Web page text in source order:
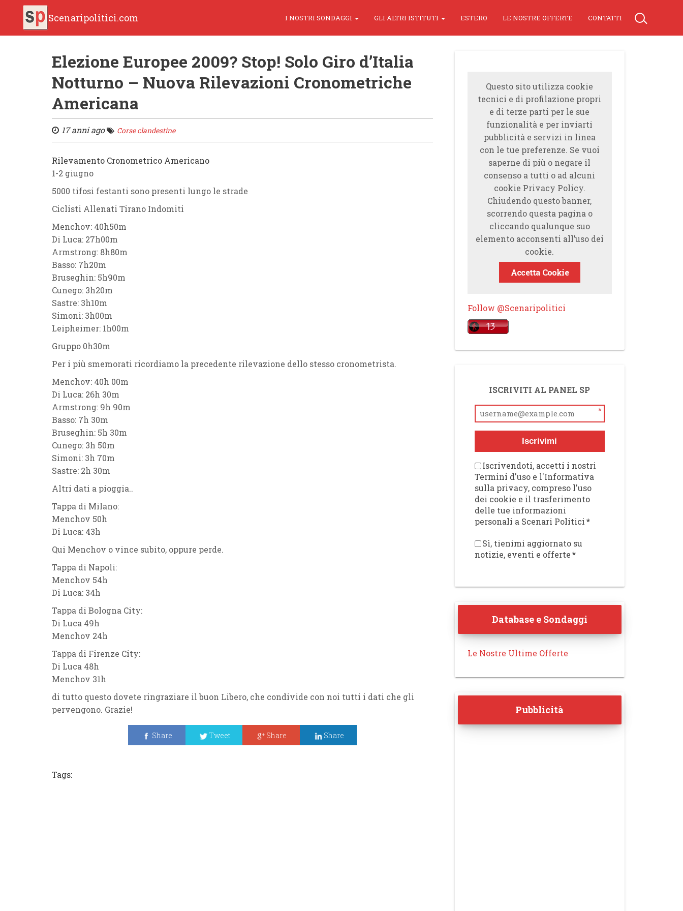
Scenaripolitici.com I NOSTRI SONDAGGI GLI ALTRI ISTITUTI ESTERO LE NOSTRE OFFERTE CONTATTI
Elezione Europee 2009? Stop! Solo Giro d’Italia
Notturno – Nuova Rilevazioni Cronometriche
Americana
17 anni ago Corse clandestine
Rilevamento Cronometrico Americano
1-2 giugno
5000 tifosi festanti sono presenti lungo le strade
Ciclisti Allenati Tirano Indomiti
Menchov: 40h50m
Di Luca: 27h00m
Armstrong: 8h80m
Basso: 7h20m
Bruseghin: 5h90m
Cunego: 3h20m
Sastre: 3h10m
Simoni: 3h00m
Leipheimer: 1h00m
Gruppo 0h30m
Per i più smemorati ricordiamo la precedente rilevazione dello stesso cronometrista.
Menchov: 40h 00m
Di Luca: 26h 30m
Armstrong: 9h 90m
Basso: 7h 30m
Bruseghin: 5h 30m
Cunego: 3h 50m
Simoni: 3h 70m
Sastre: 2h 30m
Altri dati a pioggia..
Tappa di Milano:
Menchov 50h
Di Luca: 43h
Qui Menchov o vince subito, oppure perde.
Tappa di Napoli:
Menchov 54h
Di Luca: 34h
Tappa di Bologna City:
Di Luca 49h
Menchov 24h
Tappa di Firenze City:
Di Luca 48h
Menchov 31h
di tutto questo dovete ringraziare il buon Libero, che condivide con noi tutti i dati che gli
pervengono. Grazie!
Share Tweet Share Share
Tags:
Questo sito utilizza cookie
tecnici e di profilazione propri
e di terze parti per le sue
funzionalità e per inviarti
pubblicità e servizi in linea
con le tue preferenze. Se vuoi
saperne di più o negare il
consenso a tutti o ad alcuni
cookie Privacy Policy.
Chiudendo questo banner,
scorrendo questa pagina o
cliccando qualunque suo
elemento acconsenti all’uso dei
cookie.
Accetta Cookie
Follow @Scenaripolitici
ISCRIVITI AL PANEL SP
*
Iscrivimi
Iscrivendoti, accetti i nostri
Termini d'uso e l'Informativa
sulla privacy, compreso l'uso
dei cookie e il trasferimento
delle tue informazioni
personali a Scenari Politici*
Sì, tienimi aggiornato su
notizie, eventi e offerte*
Database e Sondaggi
Le Nostre Ultime Offerte
Pubblicità